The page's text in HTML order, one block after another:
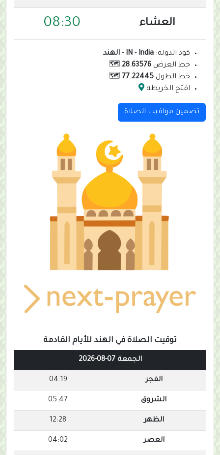
العشاء 08:30
كود الدولة: IN - India
- الهند
خط العرض 28.63576
🗺️
خط الطول 77.22445
🗺️
افتح الخريطة
تضمين مواقيت الصلاة
توقيت الصلاة في الهند للأيام القادمة
الجمعة 07-08-2026
الفجر 04:19
الشروق 05:47
الظهر 12:28
العصر 04:02